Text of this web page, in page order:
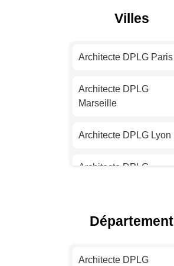
Villes
Architecte DPLG Paris
Architecte DPLG
Marseille
Architecte DPLG Lyon
Architecte DPLG
Architecte DPLG Nice
Département
Architecte DPLG